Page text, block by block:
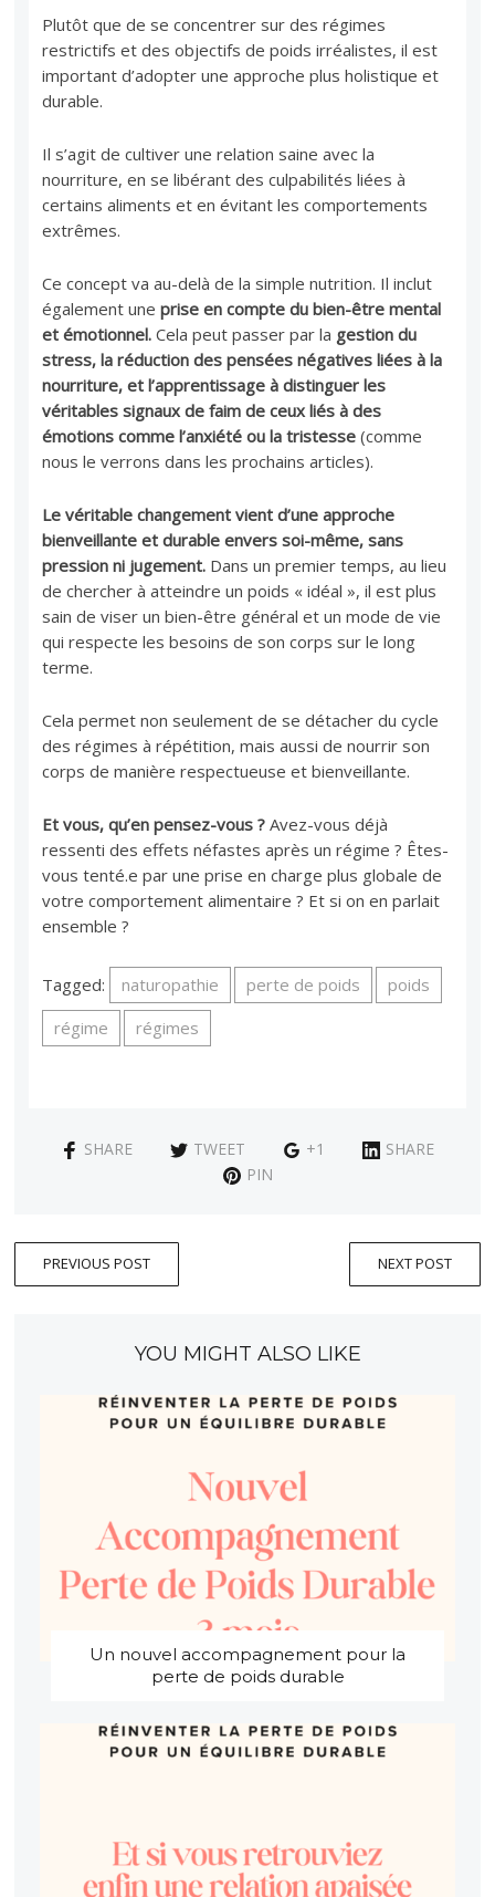
Plutôt que de se concentrer sur des régimes
restrictifs et des objectifs de poids irréalistes, il est
important d’adopter une approche plus holistique et
durable.
Il s’agit de cultiver une relation saine avec la
nourriture, en se libérant des culpabilités liées à
certains aliments et en évitant les comportements
extrêmes.
​​Ce concept va au-delà de la simple nutrition. Il inclut
également uneprise en compte du bien-être mental
et émotionnel.Cela peut passer par la gestion du
stress, la réduction des pensées négatives liées à la
nourriture, et l’apprentissage à distinguer les
véritables signaux de faim de ceux liés à des
émotions comme l’anxiété ou la tristesse(comme
nous le verrons dans les prochains articles).
Le véritable changement vient d’une approche
bienveillante et durable envers soi-même, sans
pression ni jugement. Dans un premier temps, au lieu
de chercher à atteindre un poids « idéal », il est plus
sain de viser un bien-être général et un mode de vie
qui respecte les besoins de son corps sur le long
terme.
Cela permet non seulement de se détacher du cycle
des régimes à répétition, mais aussi de nourrir son
corps de manière respectueuse et bienveillante.
Et vous, qu’en pensez-vous ? Avez-vous déjà
ressenti des effets néfastes après un régime ? Êtes-
vous tenté.e par une prise en charge plus globale de
votre comportement alimentaire ? Et si on en parlait
ensemble ?
Tagged: naturopathie perte de poids
poids
régime
régimes
SHARE TWEET +1
SHARE
PIN
PREVIOUS POST NEXT POST
YOU MIGHT ALSO LIKE
Un nouvel accompagnement pour la
perte de poids durable